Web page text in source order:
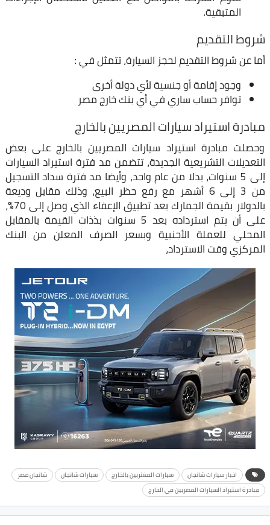
المتبقية.
شروط التقديم
أما عن شروط التقديم لحجز السيارة، تتمثل في :
وجود إقامة أو جنسية لأي دولة أخرى
توافر حساب ساري في أي بنك خارج مصر
مبادرة استيراد سيارات المصريين بالخارج
وحصلت مبادرة استيراد سيارات المصريين بالخارج على بعض
التعديلات التشريعية الجديدة، تتضمن مد فترة استيراد السيارات
إلى 5 سنوات، بدلا من عام واحد، وأيضا مد فترة سداد التسجيل
من 3 إلى 6 أشهر مع رفع حظر البيع، وذلك مقابل وديعة
بالدولار بقيمة الجمارك بعد تطبيق الإعفاء الذي وصل إلى 70%،
على أن يتم استرداده بعد 5 سنوات بذذات القيمة بالمقابل
المحلي للعملة الأجنبية وبسعر الصرف المعلن من البنك
المركزي وقت الاسترداد،
اخبار سيارات شانجان سيارات المغتربين بالخارج سيارات شانجان
شانجان مصر
مبادرة استيراد السيارات المصريين في الخارج